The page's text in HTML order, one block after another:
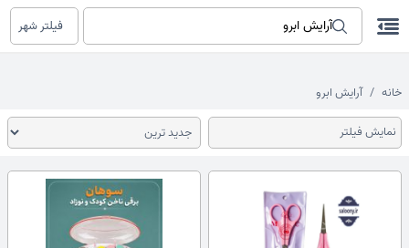
فیلتر شهر
خانه آرایش ابرو
نمایش فیلتر